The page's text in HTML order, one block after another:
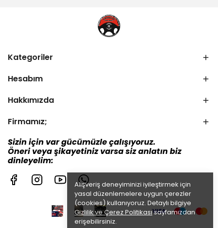
Alışveriş deneyiminizi iyileştirmek için
yasal düzenlemelere uygun çerezler
(cookies) kullanıyoruz. Detaylı bilgiye
Gizlilik ve Çerez Politikasısayfamızdan
erişebilirsiniz.
Kategoriler
Hesabım
Hakkımızda
Firmamız;
Sizin için var gücümüzle çalışıyoruz.
Öneri veya şikayetiniz varsa siz anlatın biz
dinleyelim: